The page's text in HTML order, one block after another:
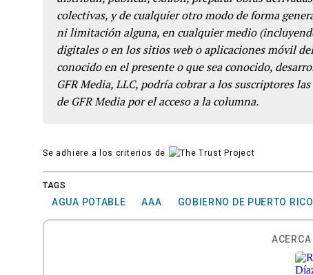
colectivas, y de cualquier otro modo de forma
ni limitación alguna, en cualquier medio
digitales o en los sitios web o aplicaciones móvil
conocido en el presente o que sea conocido,
GFR Media, LLC, podría cobrar a los suscriptores
de GFR Media por el acceso a la columna.
Se adhiere a los criterios de
TAGS
AGUA POTABLE AAA GOBIERNO DE PUERTO RICO